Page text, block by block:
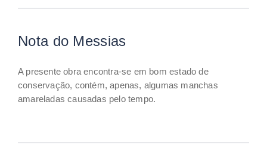
Nota do Messias
A presente obra encontra-se em bom estado de
conservação, contém, apenas, algumas manchas
amareladas causadas pelo tempo.